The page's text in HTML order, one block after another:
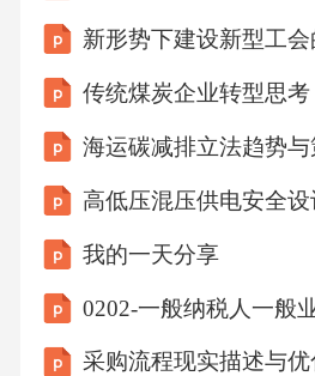
用规律，并应用于新药物相
评估模型的准确性和可靠性
作用分析数据集准备与训练
结构和副作用信息的数据集
副作用识别与解释应用训练
影响因素。深度学习模型构
术构建药物副作用识别模型
新形势下建设新型工
传统煤炭企业转型思考
海运碳减排立法趋势与
高低压混压供电安全设
我的一天分享
0202-一般纳税人一般
采购流程现实描述与优